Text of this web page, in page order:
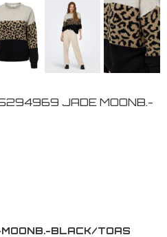
JADE MOONB.-
BLACK/TOAS